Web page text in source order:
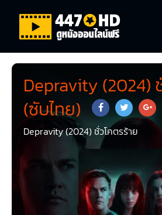
Depravity (2024)
(ซับไทย)
Depravity (2024) ชั่วโคตรร้าย